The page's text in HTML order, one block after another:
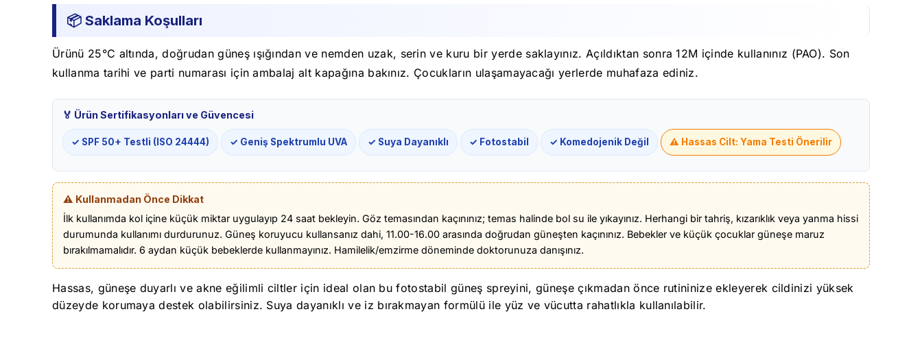
📦 Saklama Koşulları
Ürünü 25°C altında, doğrudan güneş ışığından ve nemden uzak, serin ve kuru bir yerde saklayınız. Açıldıktan sonra 12M içinde kullanınız (PAO). Son
kullanma tarihi ve parti numarası için ambalaj alt kapağına bakınız. Çocukların ulaşamayacağı yerlerde muhafaza ediniz.
🏅 Ürün Sertifikasyonları ve Güvencesi
✓ SPF 50+ Testli (ISO 24444) ✓ Geniş Spektrumlu UVA ✓ Suya Dayanıklı ✓ Fotostabil ✓ Komedojenik Değil ⚠️ Hassas Cilt: Yama Testi Önerilir
⚠️ Kullanmadan Önce Dikkat
İlk kullanımda kol içine küçük miktar uygulayıp 24 saat bekleyin. Göz temasından kaçınınız; temas halinde bol su ile yıkayınız. Herhangi bir tahriş, kızarıklık veya yanma hissi
durumunda kullanımı durdurunuz. Güneş koruyucu kullansanız dahi, 11.00-16.00 arasında doğrudan güneşten kaçınınız. Bebekler ve küçük çocuklar güneşe maruz
bırakılmamalıdır. 6 aydan küçük bebeklerde kullanmayınız. Hamilelik/emzirme döneminde doktorunuza danışınız.
Hassas, güneşe duyarlı ve akne eğilimli ciltler için ideal olan bu fotostabil güneş spreyini, güneşe çıkmadan önce rutininize ekleyerek cildinizi yüksek
düzeyde korumaya destek olabilirsiniz. Suya dayanıklı ve iz bırakmayan formülü ile yüz ve vücutta rahatlıkla kullanılabilir.